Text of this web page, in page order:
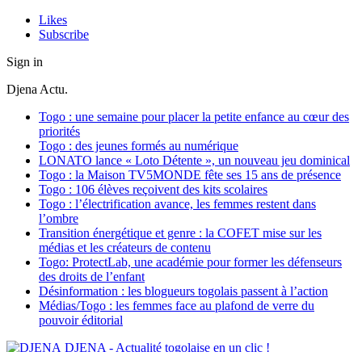
Likes
Subscribe
Sign in
Djena Actu.
Togo : une semaine pour placer la petite enfance au cœur des
priorités
Togo : des jeunes formés au numérique
LONATO lance « Loto Détente », un nouveau jeu dominical
Togo : la Maison TV5MONDE fête ses 15 ans de présence
Togo : 106 élèves reçoivent des kits scolaires
Togo : l’électrification avance, les femmes restent dans
l’ombre
Transition énergétique et genre : la COFET mise sur les
médias et les créateurs de contenu
Togo: ProtectLab, une académie pour former les défenseurs
des droits de l’enfant
Désinformation : les blogueurs togolais passent à l’action
Médias/Togo : les femmes face au plafond de verre du
pouvoir éditorial
DJENA - Actualité togolaise en un clic !